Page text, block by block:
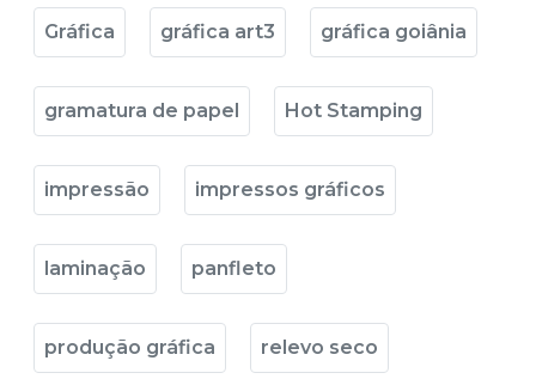
Gráfica gráfica art3 gráfica goiânia
gramatura de papel Hot Stamping
impressão impressos gráficos
laminação panfleto
produção gráfica relevo seco